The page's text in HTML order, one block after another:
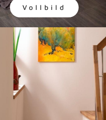
Vollbild